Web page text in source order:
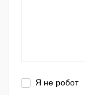
Я не робот